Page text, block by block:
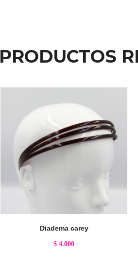
PRODUCTOS
Diadema carey
$ 4.000